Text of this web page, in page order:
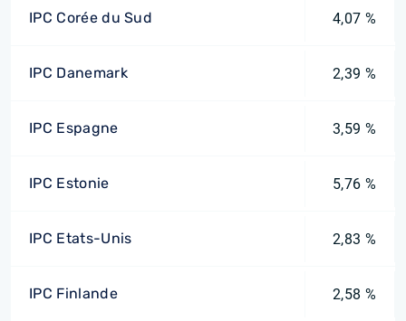
IPC Corée du Sud 4,07 %
IPC Danemark 2,39 %
IPC Espagne 3,59 %
IPC Estonie 5,76 %
IPC Etats-Unis 2,83 %
IPC Finlande 2,58 %